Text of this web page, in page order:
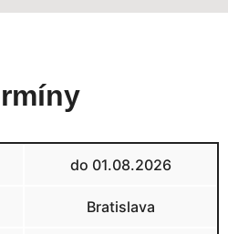
do 01.08.2026
Bratislava